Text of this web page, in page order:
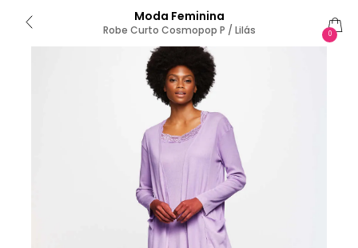
Moda Feminina
Robe Curto Cosmopop P / Lilás 0